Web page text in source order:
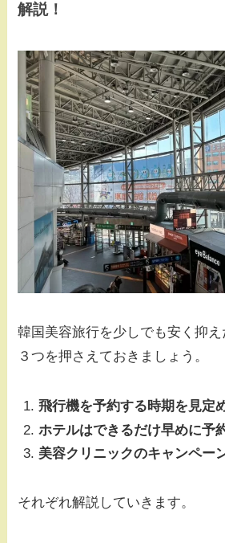
解説！
韓国美容旅行を少しでも安く抑
３つを押さえておきましょう。
飛行機を予約する時期を見定
ホテルはできるだけ早めに予
美容クリニックのキャンペー
それぞれ解説していきます。